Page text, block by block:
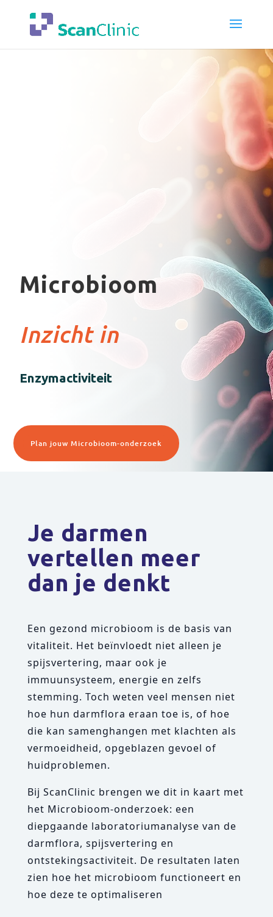
Microbioom
Inzicht in
Enzymactiviteit
Plan jouw Microbioom-onderzoek
Je darmen
vertellen meer
dan je denkt
Een gezond microbioom is de basis van
vitaliteit. Het beïnvloedt niet alleen je
spijsvertering, maar ook je
immuunsysteem, energie en zelfs
stemming. Toch weten veel mensen niet
hoe hun darmflora eraan toe is, of hoe
die kan samenghangen met klachten als
vermoeidheid, opgeblazen gevoel of
huidproblemen.
Bij ScanClinic brengen we dit in kaart met
het Microbioom-onderzoek: een
diepgaande laboratoriumanalyse van de
darmflora, spijsvertering en
ontstekingsactiviteit. De resultaten laten
zien hoe het microbioom functioneert en
hoe deze te optimaliseren